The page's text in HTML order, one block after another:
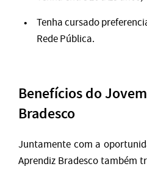
Tenha cursado
Rede Pública.
Benefícios do
Bradesco
Juntamente com a
Aprendiz Bradesco também